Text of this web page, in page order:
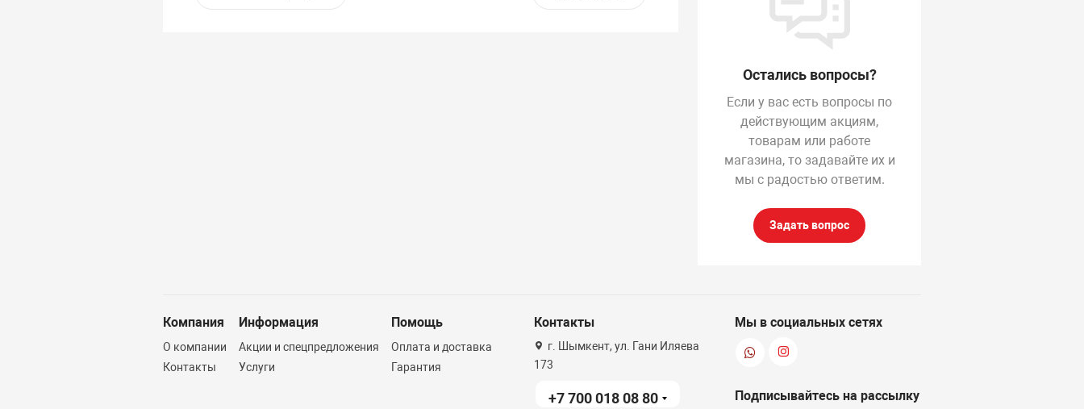
Остались вопросы?
Если у вас есть вопросы по
действующим акциям,
товарам или работе
магазина, то задавайте их и
мы с радостью ответим.
Задать вопрос
Компания
О компании
Контакты
Информация
Акции и спецпредложения
Услуги
Помощь
Оплата и доставка
Гарантия
Контакты
г. Шымкент, ул. Гани Иляева
173
+7 700 018 08 80
Мы в социальных сетях
Подписывайтесь на рассылку